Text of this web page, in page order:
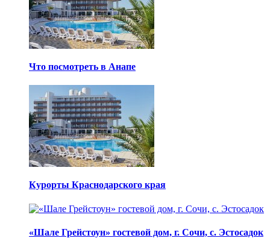
Что посмотреть в Анапе
Курорты Краснодарского края
«Шале Грейстоун» гостевой дом, г. Сочи, с. Эстосадок